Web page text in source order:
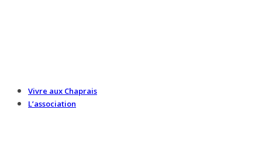
Vivre aux Chaprais
L’association